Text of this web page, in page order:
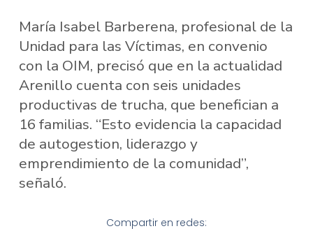
María Isabel Barberena, profesional de la
Unidad para las Víctimas, en convenio
con la OIM, precisó que en la actualidad
Arenillo cuenta con seis unidades
productivas de trucha, que benefician a
16 familias. “Esto evidencia la capacidad
de autogestion, liderazgo y
emprendimiento de la comunidad”,
señaló.
Compartir en redes: